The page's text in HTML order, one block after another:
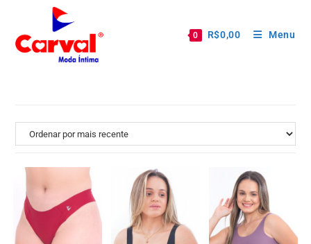
0 R$0,00 Menu